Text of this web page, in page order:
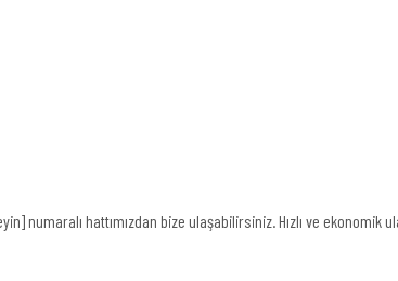
numaralı hattımızdan bize ulaşabilirsiniz. Hızlı ve ekonomik